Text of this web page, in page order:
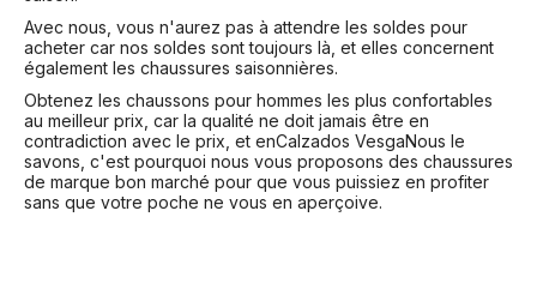
Avec nous, vous n'aurez pas à attendre les soldes pour
acheter car nos soldes sont toujours là, et elles concernent
également les chaussures saisonnières.
Obtenez les chaussons pour hommes les plus confortables
au meilleur prix, car la qualité ne doit jamais être en
contradiction avec le prix, et enCalzados VesgaNous le
savons, c'est pourquoi nous vous proposons des chaussures
de marque bon marché pour que vous puissiez en profiter
sans que votre poche ne vous en aperçoive.